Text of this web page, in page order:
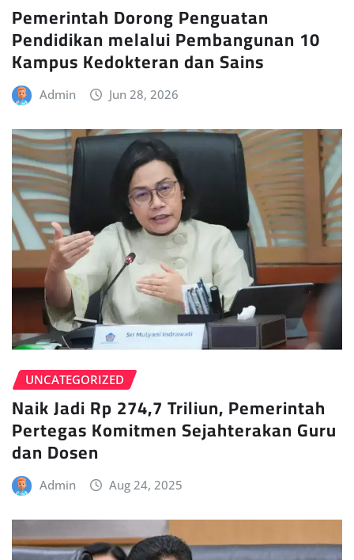
Pemerintah Dorong Penguatan
Pendidikan melalui Pembangunan 10
Kampus Kedokteran dan Sains
Admin Jun 28, 2026
UNCATEGORIZED
Naik Jadi Rp 274,7 Triliun, Pemerintah
Pertegas Komitmen Sejahterakan Guru
dan Dosen
Admin Aug 24, 2025